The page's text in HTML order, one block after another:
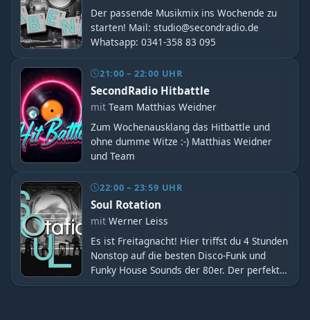
Der passende Musikmix ins Wochende zu
starten! Mail: studio@secondradio.de
Whatsapp: 0341-358 83 095
21:00 – 22:00 UHR
SecondRadio Hitbattle
mit Team Matthias Weidner
Zum Wochenausklang das Hitbattle und
ohne dumme Witze :-) Matthias Weidner
und Team
22:00 – 23:59 UHR
Soul Rotation
mit Werner Leiss
Es ist Freitagnacht! Hier triffst du 4 Stunden
Nonstop auf die besten Disco-Funk und
Funky House Sounds der 80er. Der perfekte
Freitagabend-Sound mit Werner Leiss